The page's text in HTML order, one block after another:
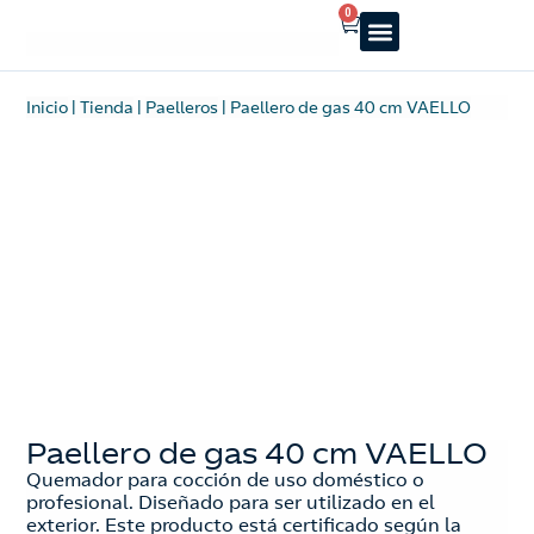
0
Inicio |Tienda | Paelleros | Paellero de gas 40 cm VAELLO
Paellero de gas 40 cm VAELLO
Quemador para cocción de uso doméstico o
profesional. Diseñado para ser utilizado en el
exterior. Este producto está certificado según la